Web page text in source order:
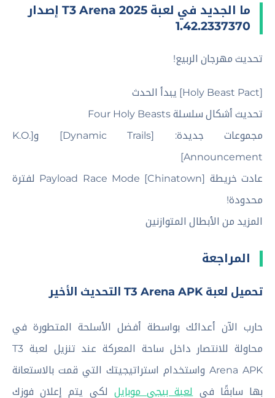
ما الجديد في لعبة T3 Arena 2025 إصدار
1.42.2337370
تحديث مهرجان الربيع!
[Holy Beast Pact] يبدأ الحدث
تحديث أشكال سلسلة Four Holy Beasts
مجموعات جديدة: [Dynamic Trails] و[K.O.
Announcement]
عادت خريطة Payload Race Mode [Chinatown] لفترة
محدودة!
المزيد من الأبطال المتوازنين
المراجعة
تحميل لعبة T3 Arena APK التحديث الأخير
حارب الآن أعدائك بواسطة أفضل الأسلحة المتطورة في
محاولة للانتصار داخل ساحة المعركة عند تنزيل لعبة T3
Arena APK واستخدام استراتيجيتك التي قمت بالاستعانة
بها سابقًا في لعبة ببجي موبايل لكي يتم إعلان فوزك